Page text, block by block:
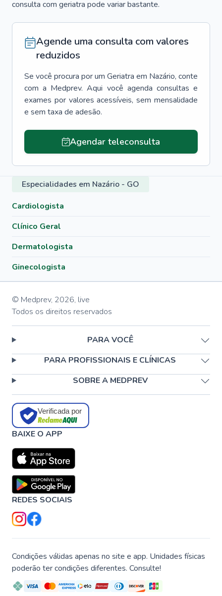
consulta com geriatra pode variar bastante.
Agende uma consulta com valores
reduzidos
Se você procura por um Geriatra em Nazário, conte
com a Medprev. Aqui você agenda consultas e
exames por valores acessíveis, sem mensalidade
e sem taxa de adesão.
Agendar teleconsulta
Especialidades em Nazário - GO
Cardiologista
Clínico Geral
Dermatologista
Ginecologista
© Medprev, 2026, live
Todos os direitos reservados
PARA VOCÊ
PARA PROFISSIONAIS E CLÍNICAS
SOBRE A MEDPREV
Verificada por
BAIXE O APP
REDES SOCIAIS
Condições válidas apenas no site e app. Unidades físicas
poderão ter condições diferentes. Consulte!